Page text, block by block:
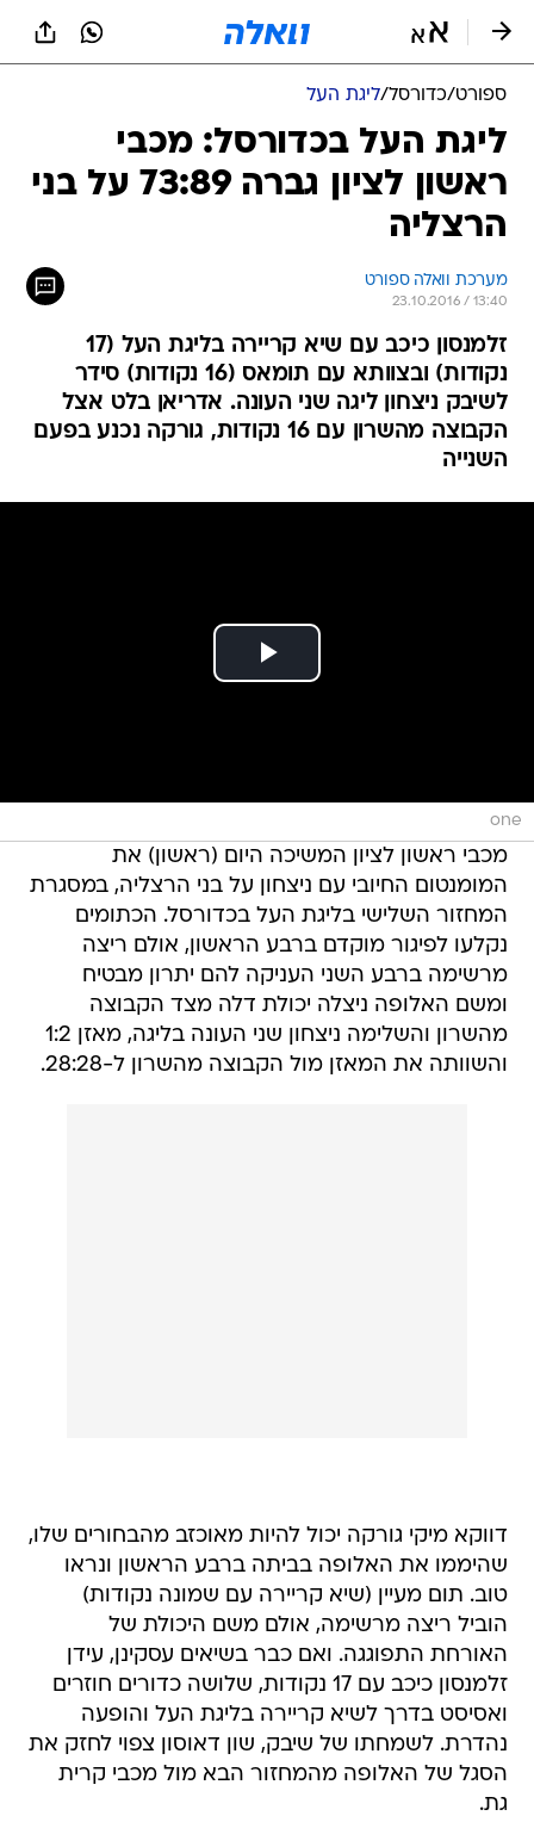
ספורט/כדורסל/ליגת העל
ליגת העל בכדורסל: מכבי
ראשון לציון גברה 73:89 על בני
הרצליה
מערכת וואלה ספורט
23.10.2016 / 13:40
זלמנסון כיכב עם שיא קריירה בליגת העל (17
נקודות) ובצוותא עם תומאס (16 נקודות) סידר
לשיבק ניצחון ליגה שני העונה. אדריאן בלט אצל
הקבוצה מהשרון עם 16 נקודות, גורקה נכנע בפעם
השנייה
one
מכבי ראשון לציון המשיכה היום (ראשון) את
המומנטום החיובי עם ניצחון על בני הרצליה, במסגרת
המחזור השלישי בליגת העל בכדורסל. הכתומים
נקלעו לפיגור מוקדם ברבע הראשון, אולם ריצה
מרשימה ברבע השני העניקה להם יתרון מבטיח
ומשם האלופה ניצלה יכולת דלה מצד הקבוצה
מהשרון והשלימה ניצחון שני העונה בליגה, מאזן 1:2
והשוותה את המאזן מול הקבוצה מהשרון ל-28:28.
דווקא מיקי גורקה יכול להיות מאוכזב מהבחורים שלו,
שהיממו את האלופה בביתה ברבע הראשון ונראו
טוב. תום מעיין (שיא קריירה עם שמונה נקודות)
הוביל ריצה מרשימה, אולם משם היכולת של
האורחת התפוגגה. ואם כבר בשיאים עסקינן, עידן
זלמנסון כיכב עם 17 נקודות, שלושה כדורים חוזרים
ואסיסט בדרך לשיא קריירה בליגת העל והופעה
נהדרת. לשמחתו של שיבק, שון דאוסון צפוי לחזק את
הסגל של האלופה מהמחזור הבא מול מכבי קרית
גת.